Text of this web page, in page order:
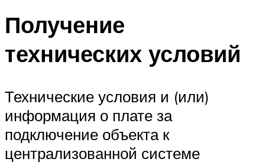
Получение
технических условий
Технические условия и (или)
информация о плате за
подключение объекта к
централизованной системе